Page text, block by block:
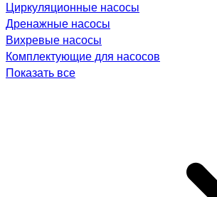
Циркуляционные насосы
Дренажные насосы
Вихревые насосы
Комплектующие для насосов
Показать все